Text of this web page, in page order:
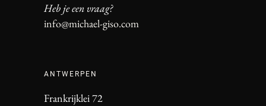
Heb je een vraag?
info@michael-giso.com
ANTWERPEN
Frankrijklei 72